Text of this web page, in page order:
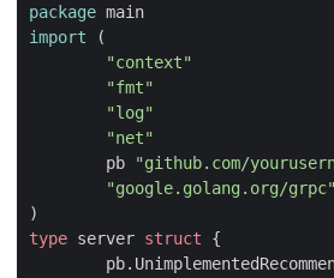
package main
import
(
"context"
"fmt"
"log"
"net"
pb
"github.com/
"google.golang.org/grpc"
)
type server struct
{
pb.